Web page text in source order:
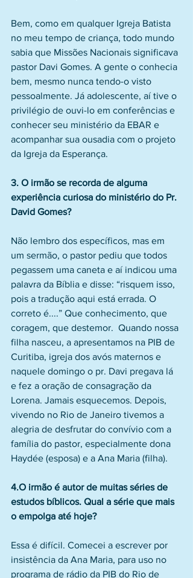
Bem, como em qualquer Igreja Batista
no meu tempo de criança, todo mundo
sabia que Missões Nacionais significava
pastor Davi Gomes. A gente o conhecia
bem, mesmo nunca tendo-o visto
pessoalmente. Já adolescente, aí tive o
privilégio de ouvi-lo em conferências e
conhecer seu ministério da EBAR e
acompanhar sua ousadia com o projeto
da Igreja da Esperança.
3. O irmão se recorda de alguma
experiência curiosa do ministério do Pr.
David Gomes?
Não lembro dos específicos, mas em
um sermão, o pastor pediu que todos
pegassem uma caneta e aí indicou uma
palavra da Bíblia e disse: “risquem isso,
pois a tradução aqui está errada. O
correto é....” Que conhecimento, que
coragem, que destemor.  Quando nossa
filha nasceu, a apresentamos na PIB de
Curitiba, igreja dos avós maternos e
naquele domingo o pr. Davi pregava lá
e fez a oração de consagração da
Lorena. Jamais esquecemos. Depois,
vivendo no Rio de Janeiro tivemos a
alegria de desfrutar do convívio com a
família do pastor, especialmente dona
Haydée (esposa) e a Ana Maria (filha).
4.O irmão é autor de muitas séries de
estudos bíblicos. Qual a série que mais
o empolga até hoje?
Essa é difícil. Comecei a escrever por
insistência da Ana Maria, para uso no
programa de rádio da PIB do Rio de